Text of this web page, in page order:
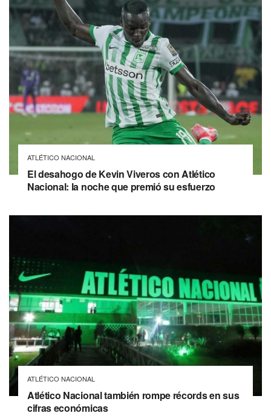
ATLÉTICO NACIONAL
El desahogo de Kevin Viveros con Atlético
Nacional: la noche que premió su esfuerzo
ATLÉTICO NACIONAL
Atlético Nacional también rompe récords en sus
cifras económicas